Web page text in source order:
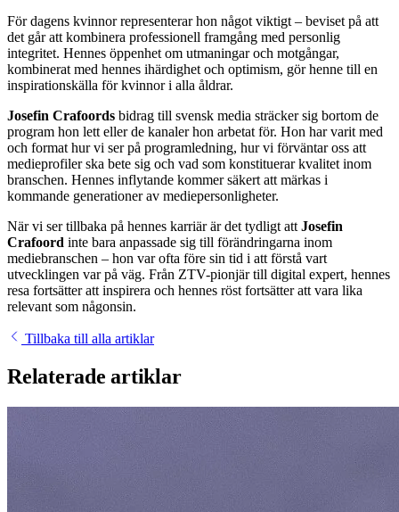
För dagens kvinnor representerar hon något viktigt – beviset på att
det går att kombinera professionell framgång med personlig
integritet. Hennes öppenhet om utmaningar och motgångar,
kombinerat med hennes ihärdighet och optimism, gör henne till en
inspirationskälla för kvinnor i alla åldrar.
Josefin Crafoords bidrag till svensk media sträcker sig bortom de
program hon lett eller de kanaler hon arbetat för. Hon har varit med
och format hur vi ser på programledning, hur vi förväntar oss att
medieprofiler ska bete sig och vad som konstituerar kvalitet inom
branschen. Hennes inflytande kommer säkert att märkas i
kommande generationer av mediepersonligheter.
När vi ser tillbaka på hennes karriär är det tydligt att Josefin
Crafoord inte bara anpassade sig till förändringarna inom
mediebranschen – hon var ofta före sin tid i att förstå vart
utvecklingen var på väg. Från ZTV-pionjär till digital expert, hennes
resa fortsätter att inspirera och hennes röst fortsätter att vara lika
relevant som någonsin.
Tillbaka till alla artiklar
Relaterade artiklar